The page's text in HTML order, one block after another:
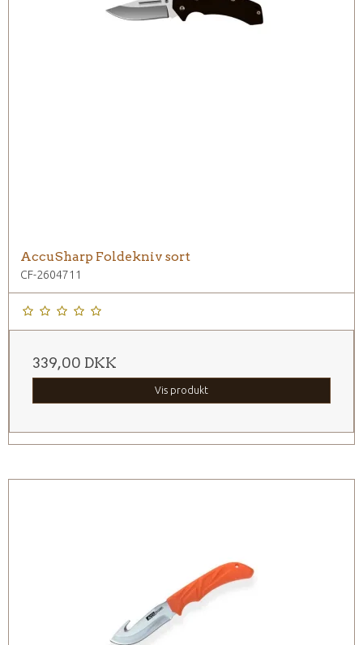
AccuSharp Foldekniv sort
CF-2604711
339,00 DKK
Vis produkt